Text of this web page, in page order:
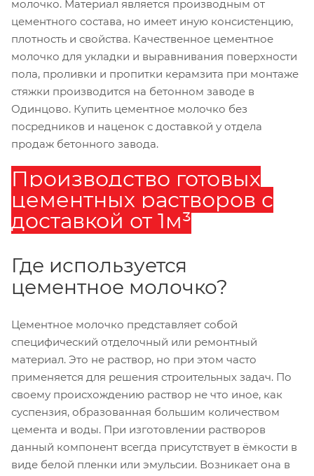
молочко. Материал является производным от
цементного состава, но имеет иную консистенцию,
плотность и свойства. Качественное цементное
молочко для укладки и выравнивания поверхности
пола, проливки и пропитки керамзита при монтаже
стяжки производится на бетонном заводе в
Одинцово. Купить цементное молочко без
посредников и наценок с доставкой у отдела
продаж бетонного завода.
Производство готовых
цементных растворов с
доставкой от 1м³
Где используется
цементное молочко?
Цементное молочко представляет собой
специфический отделочный или ремонтный
материал. Это не раствор, но при этом часто
применяется для решения строительных задач. По
своему происхождению раствор не что иное, как
суспензия, образованная большим количеством
цемента и воды. При изготовлении растворов
данный компонент всегда присутствует в ёмкости в
виде белой пленки или эмульсии. Возникает она в